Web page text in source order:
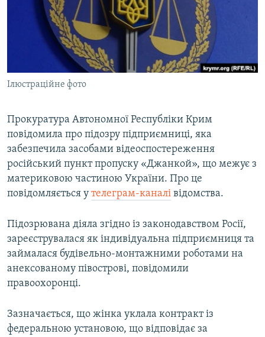
ВІДЕОУРОКИ «ELIFBE»
СВІДЧЕННЯ ОКУПАЦІЇ
УКРАЇНСЬКА ПРОБЛЕМА КРИМУ
ІНФОГРАФІКА
Русский
Qırımtatar
Усі сайти RFE/RL
Ілюстраційне фото
Прокуратура Автономної Республіки Крим
повідомила про підозру підприємниці, яка
забезпечила засобами відеоспостереження
російський пункт пропуску «Джанкой», що межує з
материковою частиною України. Про це
повідомляється у телеграм-каналі відомства.
Підозрювана діяла згідно із законодавством Росії,
зареєструвалася як індивідуальна підприємниця та
займалася будівельно-монтажними роботами на
анексованому півострові, повідомили
правоохоронці.
Зазначається, що жінка уклала контракт із
федеральною установою, що відповідає за